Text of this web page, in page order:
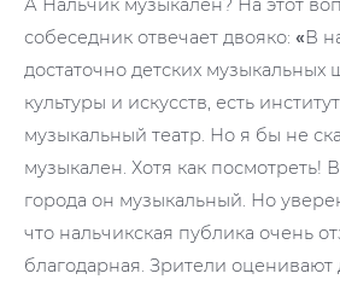
А Нальчик музыкален? На этот
собеседник отвечает двояко: «В
достаточно детских музыкальных
культуры и искусств, есть
музыкальный театр. Но я бы не
музыкален. Хотя как посмотреть!
города он музыкальный. Но
что нальчикская публика очень
благодарная. Зрители